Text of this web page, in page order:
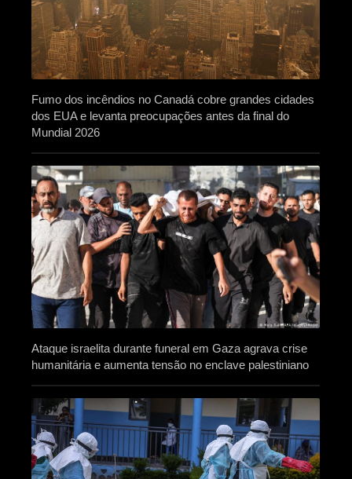
Fumo dos incêndios no Canadá cobre grandes cidades
dos EUA e levanta preocupações antes da final do
Mundial 2026
Ataque israelita durante funeral em Gaza agrava crise
humanitária e aumenta tensão no enclave palestiniano